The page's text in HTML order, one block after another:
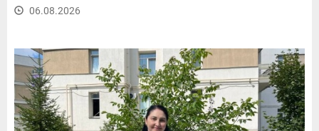
06.08.2026